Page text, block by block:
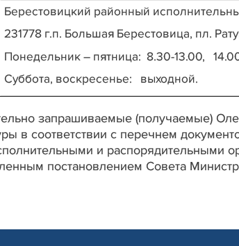
Берестовицкий районный
231778 г.п. Большая Берестовица, пл.
Понедельник – пятница: 8.30-13.00,
Суббота, воскресенье:
выходной.
запрашиваемые (получаемые)
в соответствии с перечнем
и распорядительными
постановлением Совета